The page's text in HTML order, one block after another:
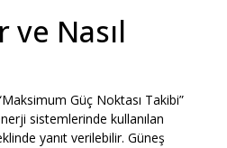
ve Nasıl
Güç Noktası Takibi”
sistemlerinde kullanılan
yanıt verilebilir. Güneş